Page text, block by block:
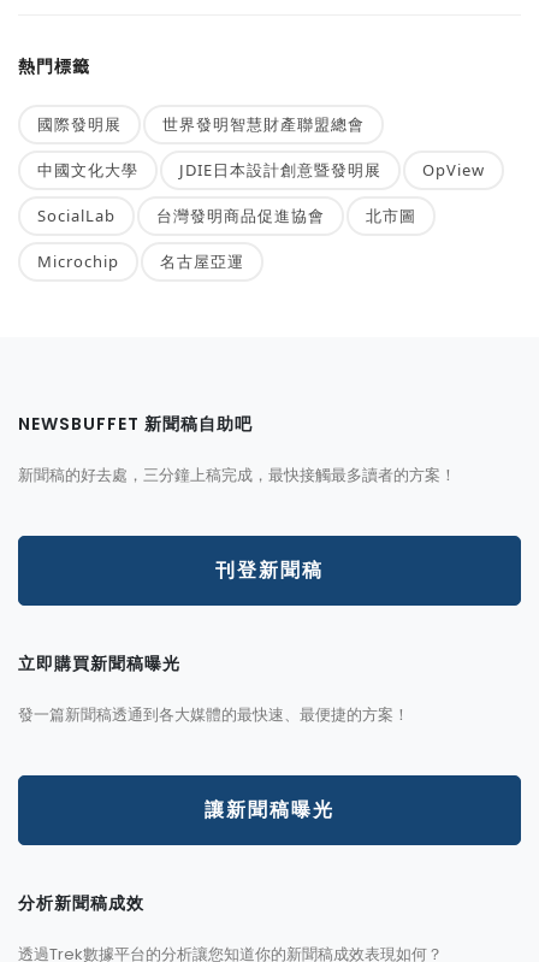
熱門標籤
國際發明展 世界發明智慧財產聯盟總會
中國文化大學 JDIE日本設計創意暨發明展 OpView
SocialLab 台灣發明商品促進協會 北市圖
Microchip 名古屋亞運
NEWSBUFFET 新聞稿自助吧
新聞稿的好去處，三分鐘上稿完成，最快接觸最多讀者的方案！
刊登新聞稿
立即購買新聞稿曝光
發一篇新聞稿透通到各大媒體的最快速、最便捷的方案！
讓新聞稿曝光
分析新聞稿成效
透過Trek數據平台的分析讓您知道你的新聞稿成效表現如何？